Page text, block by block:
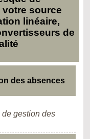
source
linéaire,
de
des absences
gestion des